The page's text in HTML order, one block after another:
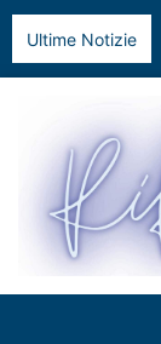
Ultime Notizie